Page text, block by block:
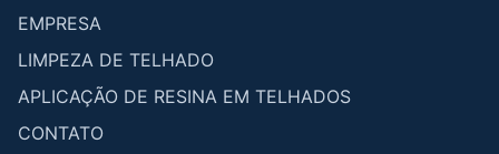
EMPRESA
LIMPEZA DE TELHADO
APLICAÇÃO DE RESINA EM TELHADOS
CONTATO